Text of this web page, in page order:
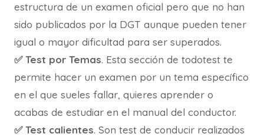
estructura de un examen oficial pero que no han
sido publicados por la DGT aunque pueden tener
igual o mayor dificultad para ser superados.
✅ Test por Temas. Esta sección de todotest te
permite hacer un examen por un tema específico
en el que sueles fallar, quieres aprender o
acabas de estudiar en el manual del conductor.
✅ Test calientes. Son test de conducir realizados